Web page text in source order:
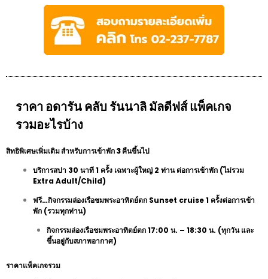
ราคา อดารัน คลับ รันนาลิ มัลดีฟส์ แพ็คเกจ
รวมอะไรบ้าง
สิทธิพิเศษเพิ่มเติม สำหรับการเข้าพัก 3 คืนขึ้นไป
บริการสปา 30 นาที 1 ครั้ง เฉพาะผู้ใหญ่ 2 ท่าน ต่อการเข้าพัก (ไม่รวม
Extra Adult/Child)
ฟรี…กิจกรรมล่องเรือชมพระอาทิตย์ตก Sunset cruise 1 ครั้งต่อการเข้า
พัก (รวมทุกท่าน)
กิจกรรมล่องเรือชมพระอาทิตย์ตก 17:00 น. – 18:30 น. (ทุกวัน และ
ขึ้นอยู่กับสภาพอากาศ)
ราคาแพ็คเกจรวม